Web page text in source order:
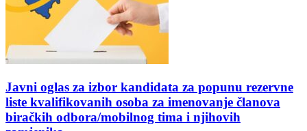
Javni oglas za izbor kandidata za popunu rezervne
liste kvalifikovanih osoba za imenovanje članova
biračkih odbora/mobilnog tima i njihovih